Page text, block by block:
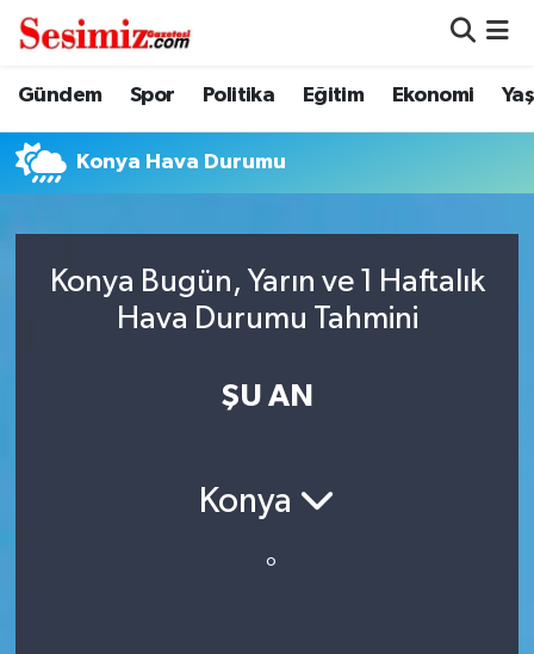
Gündem Spor Politika Eğitim Ekonomi
Konya Hava Durumu
Konya Bugün, Yarın ve 1 Haftalık
Hava Durumu Tahmini
ŞU AN
Konya
°
Dünya
Eğitim
Genel
Gündem
Nöbetçi Eczaneler
Hava Durumu
Trafik Durumu
Süper Lig Puan Durumu ve Fikstür